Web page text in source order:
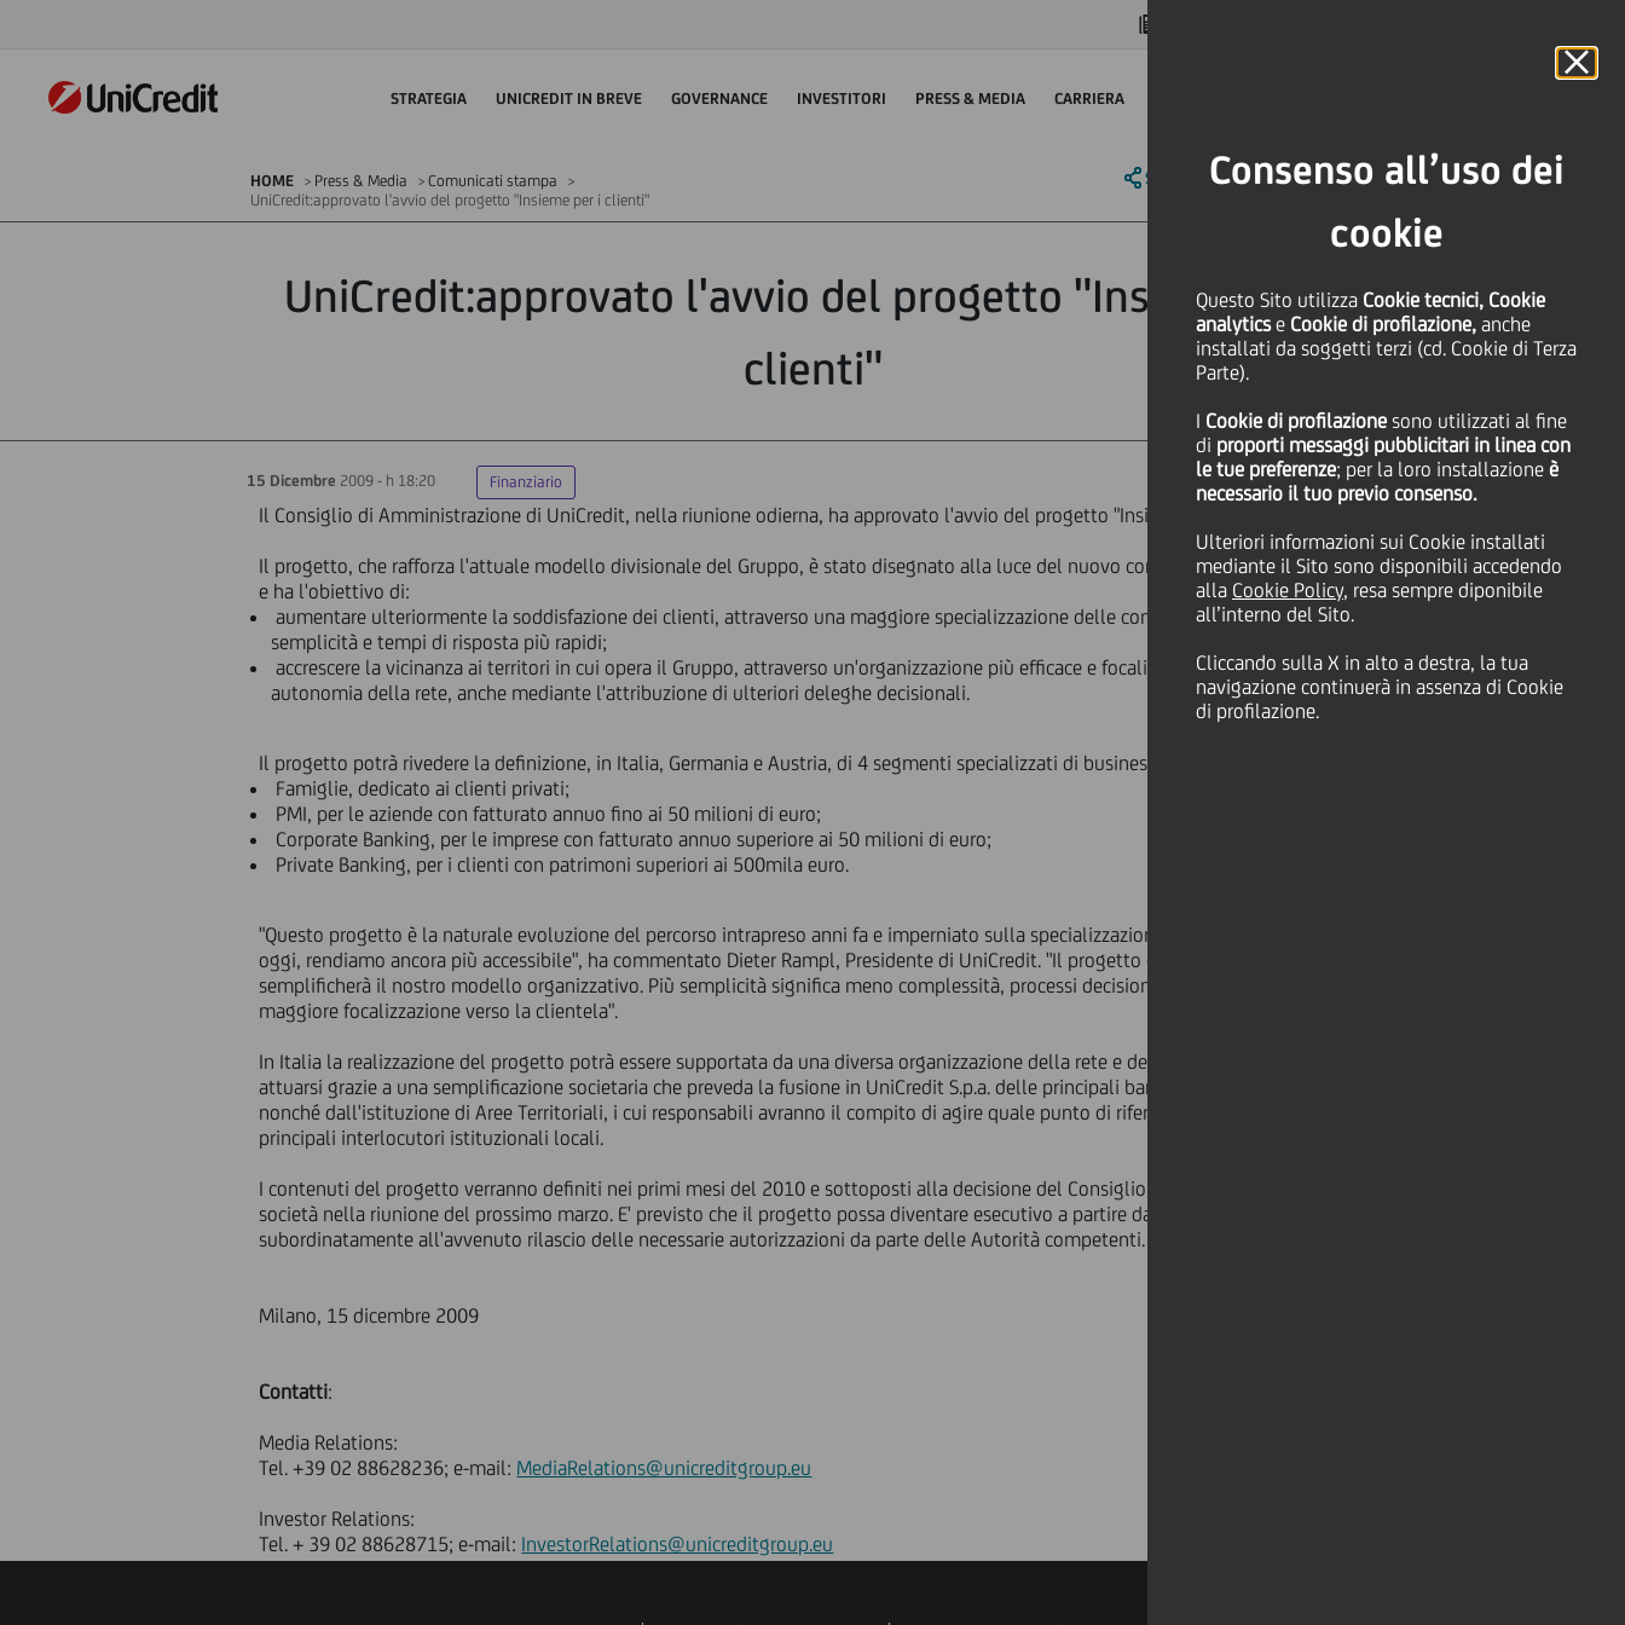
Consenso all’uso dei
cookie
Questo Sito utilizza Cookie tecnici, Cookie
analyticse Cookie di profilazione, anche
installati da soggetti terzi (cd. Cookie di Terza
Parte).
I Cookie di profilazione sono utilizzati al fine
di proporti messaggi pubblicitari in linea con
le tue preferenze; per la loro installazione è
necessario il tuo previo consenso.
Ulteriori informazioni sui Cookie installati
mediante il Sito sono disponibili accedendo
alla Cookie Policy, resa sempre diponibile
all’interno del Sito.
Cliccando sulla X in alto a destra, la tua
navigazione continuerà in assenza di Cookie
di profilazione.
STRATEGIA UNICREDIT IN BREVE GOVERNANCE INVESTITORI PRESS & MEDIA CARRIERA
HOME Press & Media
Comunicati stampa
UniCredit:approvato l'avvio del progetto "Insieme per i clienti"
SHARE PRINT SEND
UniCredit:approvato l'avvio del progetto "Insieme per i
clienti"
15 Dicembre 2009 - h 18:20 Finanziario
Il Consiglio di Amministrazione di UniCredit, nella riunione odierna, ha approvato l'avvio del progetto "Insieme per i clienti".
Il progetto, che rafforza l'attuale modello divisionale del Gruppo, è stato disegnato alla luce del nuovo contesto economico finanziario
e ha l'obiettivo di:
aumentare ulteriormente la soddisfazione dei clienti, attraverso una maggiore specializzazione delle competenze, maggiore
semplicità e tempi di risposta più rapidi;
accrescere la vicinanza ai territori in cui opera il Gruppo, attraverso un'organizzazione più efficace e focalizzata e una maggiore
autonomia della rete, anche mediante l'attribuzione di ulteriori deleghe decisionali.
Il progetto potrà rivedere la definizione, in Italia, Germania e Austria, di 4 segmenti specializzati di business:
Famiglie, dedicato ai clienti privati;
PMI, per le aziende con fatturato annuo fino ai 50 milioni di euro;
Corporate Banking, per le imprese con fatturato annuo superiore ai 50 milioni di euro;
Private Banking, per i clienti con patrimoni superiori ai 500mila euro.
"Questo progetto è la naturale evoluzione del percorso intrapreso anni fa e imperniato sulla specializzazione nel servizio al cliente che,
oggi, rendiamo ancora più accessibile", ha commentato Dieter Rampl, Presidente di UniCredit. "Il progetto - ha aggiunto Rampl -
semplificherà il nostro modello organizzativo. Più semplicità significa meno complessità, processi decisionali più veloci e una
maggiore focalizzazione verso la clientela".
In Italia la realizzazione del progetto potrà essere supportata da una diversa organizzazione della rete e della banca sul territorio - da
attuarsi grazie a una semplificazione societaria che preveda la fusione in UniCredit S.p.a. delle principali banche italiane controllate -
nonché dall'istituzione di Aree Territoriali, i cui responsabili avranno il compito di agire quale punto di riferimento per i rapporti con i
principali interlocutori istituzionali locali.
I contenuti del progetto verranno definiti nei primi mesi del 2010 e sottoposti alla decisione del Consiglio di Amministrazione della
società nella riunione del prossimo marzo. E' previsto che il progetto possa diventare esecutivo a partire da novembre 2010,
subordinatamente all'avvenuto rilascio delle necessarie autorizzazioni da parte delle Autorità competenti.
Milano, 15 dicembre 2009
Contatti:
Media Relations:
Tel. +39 02 88628236; e-mail: MediaRelations@unicreditgroup.eu
Investor Relations:
Tel. + 39 02 88628715; e-mail: InvestorRelations@unicreditgroup.eu